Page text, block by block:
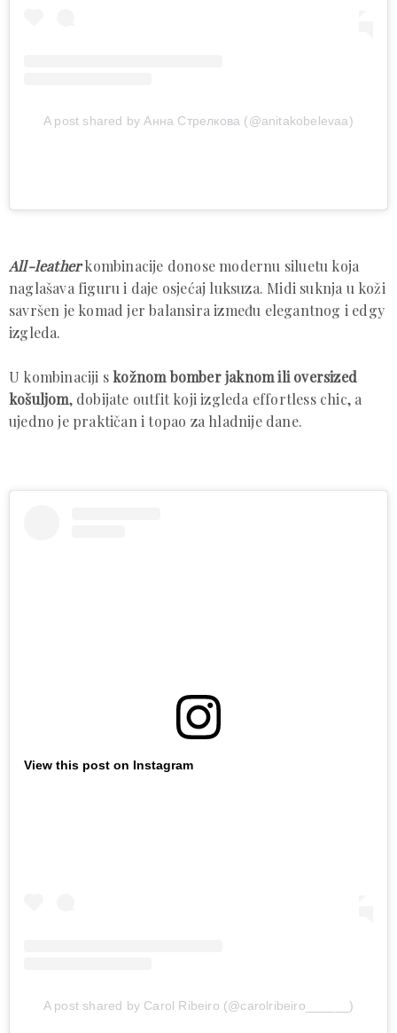
A post shared by Анна Стрелкова (@anitakobelevaa)
All-leatherkombinacije donose modernu siluetu koja
naglašava figuru i daje osjećaj luksuza. Midi suknja u koži
savršen je komad jer balansira između elegantnog i edgy
izgleda.
U kombinaciji skožnom bomber jaknom ili oversized
košuljom, dobijate outfit koji izgleda effortless chic, a
ujedno je praktičan i topao za hladnije dane.
View this post on Instagram
A post shared by Carol Ribeiro (@carolribeiro______)